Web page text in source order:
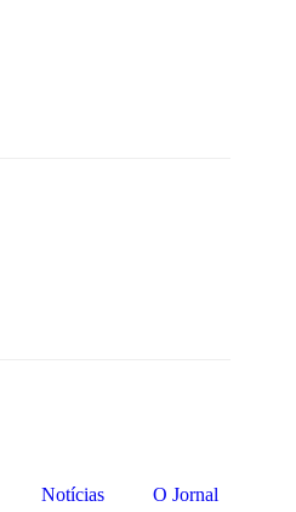
Notícias O Jornal